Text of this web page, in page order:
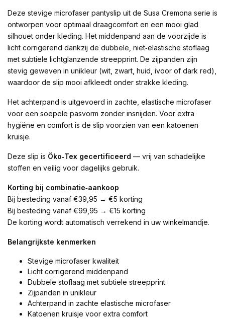
Deze stevige microfaser pantyslip uit de Susa Cremona serie is
ontworpen voor optimaal draagcomfort en een mooi glad
silhouet onder kleding. Het middenpand aan de voorzijde is
licht corrigerend dankzij de dubbele, niet‑elastische stoflaag
met subtiele lichtglanzende streepprint. De zijpanden zijn
stevig geweven in unikleur (wit, zwart, huid, ivoor of dark red),
waardoor de slip mooi afkleedt onder strakke kleding.
Het achterpand is uitgevoerd in zachte, elastische microfaser
voor een soepele pasvorm zonder insnijden. Voor extra
hygiëne en comfort is de slip voorzien van een katoenen
kruisje.
Deze slip is Öko‑Tex gecertificeerd — vrij van schadelijke
stoffen en veilig voor dagelijks gebruik.
Korting bij combinatie‑aankoop
Bij besteding vanaf €39,95 → €5 korting
Bij besteding vanaf €99,95 → €15 korting
De korting wordt automatisch verrekend in uw winkelmandje.
Belangrijkste kenmerken
Stevige microfaser kwaliteit
Licht corrigerend middenpand
Dubbele stoflaag met subtiele streepprint
Zijpanden in unikleur
Achterpand in zachte elastische microfaser
Katoenen kruisje voor extra comfort